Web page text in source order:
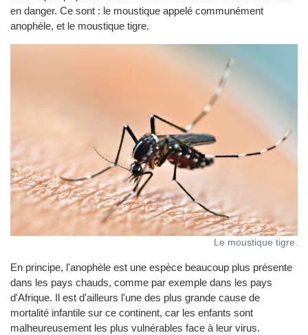
en danger. Ce sont : le moustique appelé communément
anophèle, et le moustique tigre.
Le moustique tigre.
En principe, l'anophèle est une espèce beaucoup plus présente
dans les pays chauds, comme par exemple dans les pays
d'Afrique. Il est d'ailleurs l'une des plus grande cause de
mortalité infantile sur ce continent, car les enfants sont
malheureusement les plus vulnérables face à leur virus.